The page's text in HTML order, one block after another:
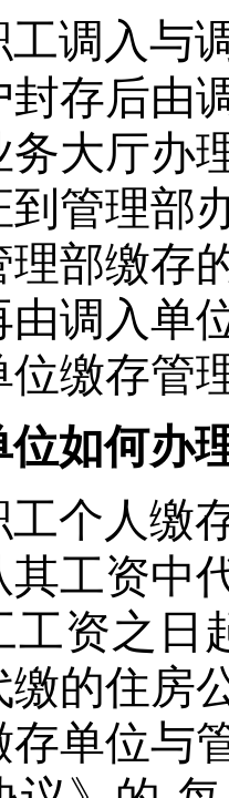
工调入与
存后由
大厅办
管理部
部缴存
由调入单
缴存管
位如何办
工个人缴
工资中
工资之日
缴的住房
存单位与